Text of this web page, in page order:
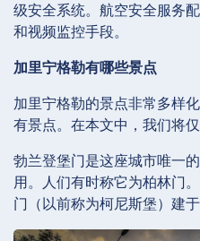
级安全系统。航空安全服务
和视频监控手段。
加里宁格勒有哪些景点
加里宁格勒的景点非常多样
有景点。在本文中，我们将仅
勃兰登堡门是这座城市唯一
用。人们有时称它为柏林门
门（以前称为柯尼斯堡）建于